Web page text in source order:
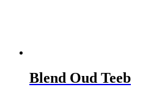
Blend Oud Teeb